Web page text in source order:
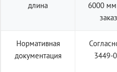
длина
6000
Нормативная
документация
3449-